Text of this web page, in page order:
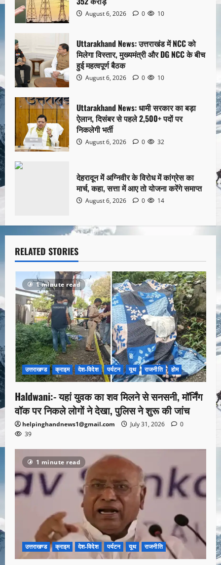
August 6, 2026 0 10
Uttarakhand News: उत्तराखंड में NCC को
मिलेगा विस्तार, मुख्यमंत्री और DG NCC के बीच
हुई महत्वपूर्ण बैठक
August 6, 2026 0 10
Uttarakhand News: धामी सरकार का बड़ा
ऐलान, दिसंबर से पहले 2,500+ पदों पर
निकलेगी भर्ती
August 6, 2026 0 32
देहरादून में अग्निवीर के विरोध में कांग्रेस का
मार्च, कहा, सत्ता में आए तो योजना करेंगे समाप्त
August 6, 2026 0 14
RELATED STORIES
1 minute read
उत्तराखण्ड क्राइम देश-विदेश पर्यटन यूथ राजनीति होम
Haldwani:- यहां युवक का शव मिलने से सनसनी, मॉर्निंग
वॉक पर निकले लोगों ने देखा, पुलिस ने शुरू की जांच
helpinghandnews1@gmail.com July 31, 2026
0
39
1 minute read
उत्तराखण्ड क्राइम देश-विदेश पर्यटन यूथ राजनीति